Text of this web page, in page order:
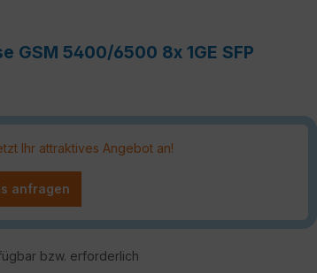
5400/6500 8x 1GE SFP
Ihr attraktives Angebot an!
anfragen
bzw. erforderlich